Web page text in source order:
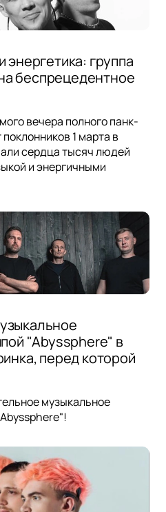
группа
беспрецедентное
вечера полного панк-
поклонников 1 марта в
сердца тысяч людей
и энергичными
"Abyssphere" в
перед которой
музыкальное